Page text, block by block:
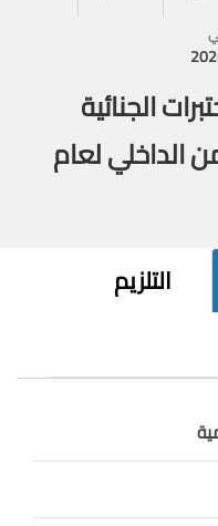
الجنائية
الداخلي لعام
التلزيم